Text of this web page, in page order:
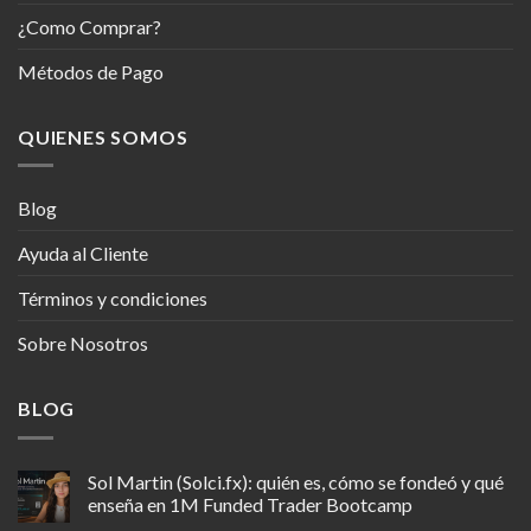
¿Como Comprar?
Métodos de Pago
QUIENES SOMOS
Blog
Ayuda al Cliente
Términos y condiciones
Sobre Nosotros
BLOG
Sol Martin (Solci.fx): quién es, cómo se fondeó y qué
enseña en 1M Funded Trader Bootcamp